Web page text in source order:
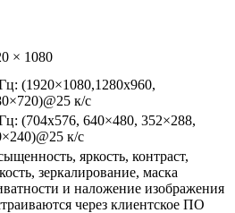
× 1080
(1920×1080,1280х960,
к/с
(704х576, 640×480, 352×288,
к/с
яркость, контраст,
зеркалирование, маска
и наложение изображения
через клиентское ПО